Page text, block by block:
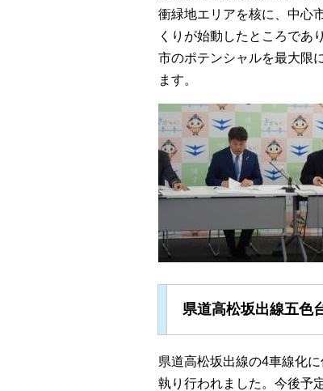
衝緑地エリアを核に、中心
くりが始動したところであ
市のポテンシャルを最大限
ます。
県道高松坂出線五色
県道高松坂出線の4車線化
執り行われました。今後予